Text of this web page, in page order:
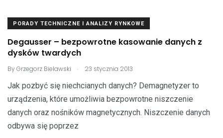
PORADY TECHNICZNE I ANALIZY RYNKOWE
Degausser – bezpowrotne kasowanie danych z
dysków twardych
ByGrzegorz Bielawski . 23 stycznia 2013
Jak pozbyć się niechcianych danych? Demagnetyzer to
urządzenia, które umożliwia bezpowrotne niszczenie
danych oraz nośników magnetycznych. Niszczenie danych
odbywa się poprzez